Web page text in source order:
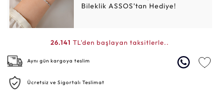
Bileklik ASSOS’tan Hediye!
26.141 TL'den başlayan taksitlerle..
Aynı gün kargoya teslim
Ücretsiz ve Sigortalı Teslimat